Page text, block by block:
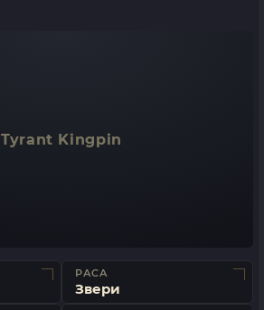
Tyrant Kingpin
РАСА
Звери